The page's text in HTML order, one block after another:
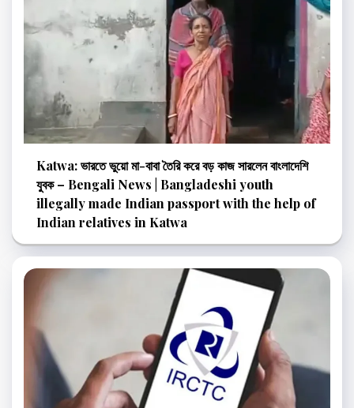
Katwa: ভারতে ভুয়ো মা-বাবা তৈরি করে বড় কাজ সারলেন বাংলাদেশি
যুবক – Bengali News | Bangladeshi youth
illegally made Indian passport with the help of
Indian relatives in Katwa